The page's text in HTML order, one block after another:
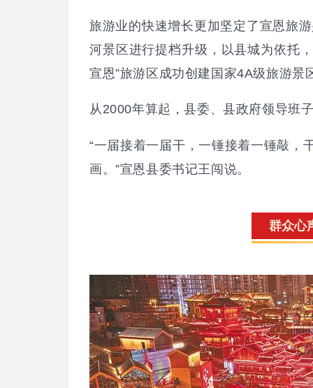
旅游业的快速增长更加坚定了宣恩旅
河景区进行提档升级，以县城为依托
宣恩”旅游区成功创建国家4A级旅游景
从2000年算起，县委、县政府领导班
“一届接着一届干，一锤接着一锤敲，
画。”宣恩县委书记王闯说。
群众心